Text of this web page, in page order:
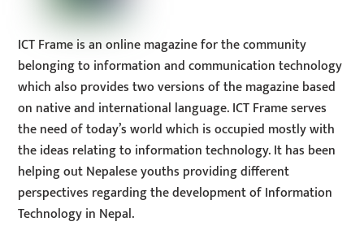
ICT Frame is an online magazine for the community
belonging to information and communication technology
which also provides two versions of the magazine based
on native and international language. ICT Frame serves
the need of today’s world which is occupied mostly with
the ideas relating to information technology. It has been
helping out Nepalese youths providing different
perspectives regarding the development of Information
Technology in Nepal.